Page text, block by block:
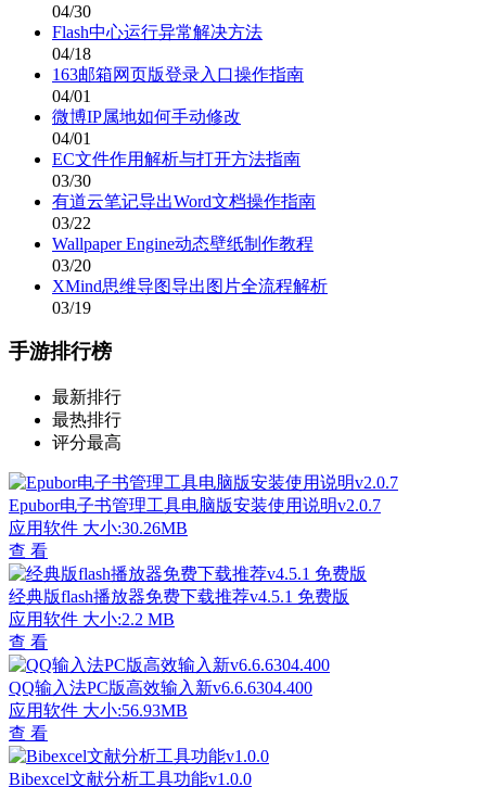
04/30
Flash中心运行异常解决方法
04/18
163邮箱网页版登录入口操作指南
04/01
微博IP属地如何手动修改
04/01
EC文件作用解析与打开方法指南
03/30
有道云笔记导出Word文档操作指南
03/22
Wallpaper Engine动态壁纸制作教程
03/20
XMind思维导图导出图片全流程解析
03/19
手游排行榜
最新排行
最热排行
评分最高
Epubor电子书管理工具电脑版安装使用说明v2.0.7
应用软件 大小:30.26MB
查 看
经典版flash播放器免费下载推荐v4.5.1 免费版
应用软件 大小:2.2 MB
查 看
QQ输入法PC版高效输入新v6.6.6304.400
应用软件 大小:56.93MB
查 看
Bibexcel文献分析工具功能v1.0.0